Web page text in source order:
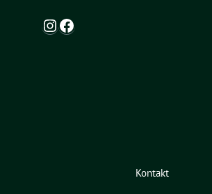
Instagram
Facebook
Kontakt